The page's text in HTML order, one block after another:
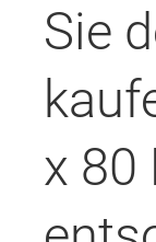
Sie
x 80